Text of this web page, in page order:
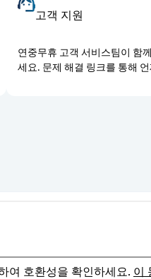
고객 지원
연중무휴 고객 서비스팀이 함
세요. 문제 해결 링크를 통해
여 호환성을 확인하세요. 이